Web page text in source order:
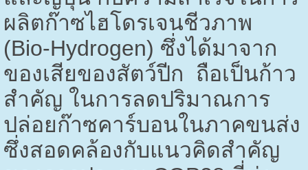
ผลิตก๊าซไฮโดรเจนชีวภาพ
(Bio-Hydrogen) ซึ่งได้มาจาก
ของเสียของสัตว์ปีก ถือเป็นก้าว
สำคัญ ในการลดปริมาณการ
ปล่อยก๊าซคาร์บอนในภาคขนส่ง
ซึ่งสอดคล้องกับแนวคิดสำคัญ